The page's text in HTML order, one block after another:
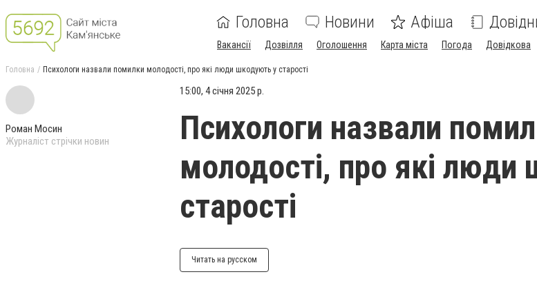
Головна Новини Афіша
Вакансії Дозвілля Оголошення Карта міста Погода Довідкова
Головна Психологи назвали помилки молодості, про які люди шкодують у старості
Роман Мосин
Журналіст стрічки новин
15:00, 4 січня 2025 р.
Психологи назвали
молодості, про які
старості
Читать на русском